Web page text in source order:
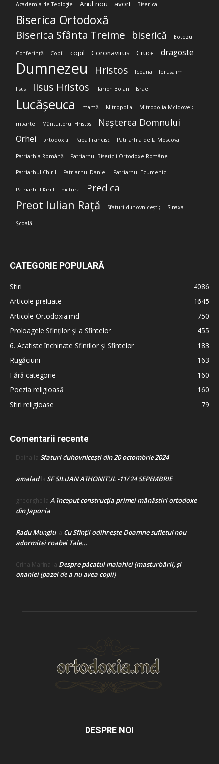
Academia de Teologie Anul nou avort Biserica
Biserica Ortodoxă
Biserica Sfânta Treime biserică Botezul
Conferință Copii copil Coronavirus Cruce dragoste
Dumnezeu Hristos Icoana Ierusalim
Iisus Iisus Hristos Ilarion Boian Israel
Lucășeuca mamă Mitropolia Mitropolia Moldovei;
moarte Mântuitorul Hristos Nașterea Domnului
Orhei ortodoxia Papa Francisc Patriarhia de la Moscova
Patriarhia Română Patriarhul Bisericii Ortodoxe Române
Patriarhul Chiril Patriarhul Daniel Patriarhul Ecumenic
Patriarhul Kirill pictura Predica
Preot Iulian Rață Sfaturi duhovnicești; Sinaxa
Școală
CATEGORIE POPULARĂ
Stiri
4086
Articole preluate
1645
Articole Ortodoxia.md
750
Proloagele Sfinților și a Sfintelor
455
6. Acatiste închinate Sfinților și Sfintelor
183
Rugăciuni
163
Fără categorie
160
Poezia religioasă
160
Stiri religioase
79
Comentarii recente
Doina la Sfaturi duhovnicești din 20 octombrie 2024
amaladla SF SILUAN ATHONITUL -11/ 24 SEPEMBRIE
gheorghe la A început construcţia primei mănăstiri ortodoxe
din Japonia
Radu Mungiula Cu Sfinții odihnește Doamne sufletul nou
adormitei roabei Tale…
Crina Marina la Despre păcatul malahiei (masturbării) şi
onaniei (pazei de a nu avea copii)
DESPRE NOI